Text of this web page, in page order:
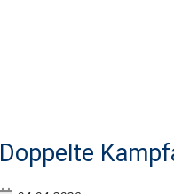
Doppelte